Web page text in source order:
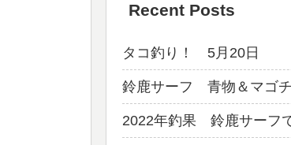
Recent Posts
タコ釣り！ 5月20日
鈴鹿サーフ 青物＆マゴ
2022年釣果 鈴鹿サーフ